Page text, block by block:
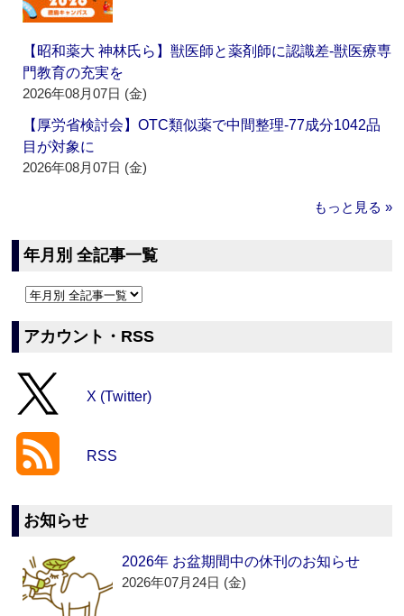
【昭和薬大 神林氏ら】獣医師と薬剤師に認識差‐獣医療専
門教育の充実を
2026年08月07日 (金)
【厚労省検討会】OTC類似薬で中間整理‐77成分1042品
目が対象に
2026年08月07日 (金)
もっと見る »
年月別 全記事一覧
アカウント・RSS
X (Twitter)
RSS
お知らせ
2026年 お盆期間中の休刊のお知らせ
2026年07月24日 (金)